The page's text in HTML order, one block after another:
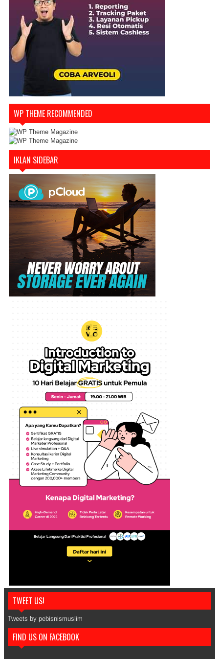
WP THEME RECOMMENDED
IKLAN SIDEBAR
TWEET US!
Tweets by pebisnismuslim
FIND US ON FACEBOOK